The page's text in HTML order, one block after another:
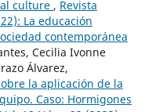
culture , Revista
La educación
contemporánea
Cecilia Ivonne
Álvarez,
la aplicación de la
Caso: Hormigones